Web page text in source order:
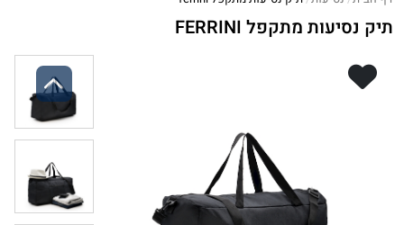
תיק נסיעות מתקפל FERRINI
Previous